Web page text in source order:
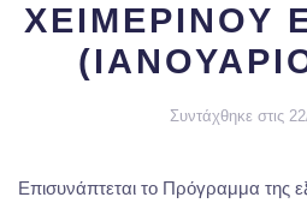
ΧΕΙΜΕΡΙΝΟΥ
Συντάχθηκε στις
Επισυνάπτεται το Πρόγραμμα της